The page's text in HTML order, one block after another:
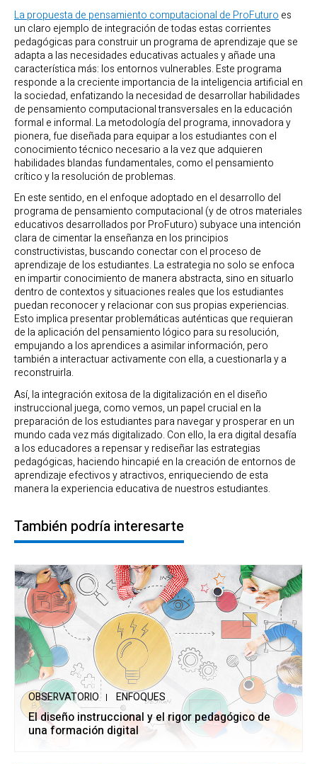
La propuesta de pensamiento computacional de ProFuturo es
un claro ejemplo de integración de todas estas corrientes
pedagógicas para construir un programa de aprendizaje que se
adapta a las necesidades educativas actuales y añade una
característica más: los entornos vulnerables. Este programa
responde a la creciente importancia de la inteligencia artificial en
la sociedad, enfatizando la necesidad de desarrollar habilidades
de pensamiento computacional transversales en la educación
formal e informal. La metodología del programa, innovadora y
pionera, fue diseñada para equipar a los estudiantes con el
conocimiento técnico necesario a la vez que adquieren
habilidades blandas fundamentales, como el pensamiento
crítico y la resolución de problemas.
En este sentido, en el enfoque adoptado en el desarrollo del
programa de pensamiento computacional (y de otros materiales
educativos desarrollados por ProFuturo) subyace una intención
clara de cimentar la enseñanza en los principios
constructivistas, buscando conectar con el proceso de
aprendizaje de los estudiantes. La estrategia no solo se enfoca
en impartir conocimiento de manera abstracta, sino en situarlo
dentro de contextos y situaciones reales que los estudiantes
puedan reconocer y relacionar con sus propias experiencias.
Esto implica presentar problemáticas auténticas que requieran
de la aplicación del pensamiento lógico para su resolución,
empujando a los aprendices a asimilar información, pero
también a interactuar activamente con ella, a cuestionarla y a
reconstruirla.
Así, la integración exitosa de la digitalización en el diseño
instruccional juega, como vemos, un papel crucial en la
preparación de los estudiantes para navegar y prosperar en un
mundo cada vez más digitalizado. Con ello, la era digital desafía
a los educadores a repensar y rediseñar las estrategias
pedagógicas, haciendo hincapié en la creación de entornos de
aprendizaje efectivos y atractivos, enriqueciendo de esta
manera la experiencia educativa de nuestros estudiantes.
También podría interesarte
OBSERVATORIO ENFOQUES
El diseño instruccional y el rigor pedagógico de
una formación digital